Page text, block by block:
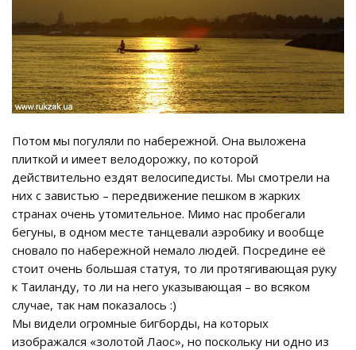
Потом мы погуляли по набережной. Она выложена
плиткой и имеет велодорожку, по которой
действительно ездят велосипедисты. Мы смотрели на
них с завистью – передвижение пешком в жарких
странах очень утомительное. Мимо нас пробегали
бегуны, в одном месте танцевали аэробику и вообще
сновало по набережной немало людей. Посредине её
стоит очень большая статуя, то ли протягивающая руку
к Таиланду, то ли на него указывающая – во всяком
случае, так нам показалось :)
Мы видели огромные бигборды, на которых
изображался «золотой Лаос», но поскольку ни одно из